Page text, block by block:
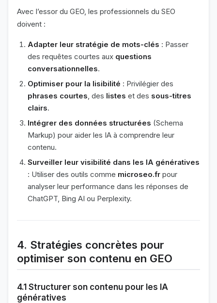
Avec l’essor du GEO, les professionnels du SEO
doivent :
Adapter leur stratégie de mots-clés : Passer
des requêtes courtes aux questions
conversationnelles.
Optimiser pour la lisibilité : Privilégier des
phrases courtes, des listes et des sous-titres
clairs.
Intégrer des données structurées (Schema
Markup) pour aider les IA à comprendre leur
contenu.
Surveiller leur visibilité dans les IA génératives
: Utiliser des outils comme microseo.fr pour
analyser leur performance dans les réponses de
ChatGPT, Bing AI ou Perplexity.
4. Stratégies concrètes pour
optimiser son contenu en GEO
4.1 Structurer son contenu pour les IA
génératives